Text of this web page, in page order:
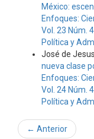
México:
Enfoques:
Vol. 23 Núm.
Política y
José de
nueva clase
Enfoques:
Vol. 24 Núm.
Política y
← Anterior